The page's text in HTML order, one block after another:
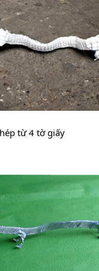
từ 4 tờ giấy